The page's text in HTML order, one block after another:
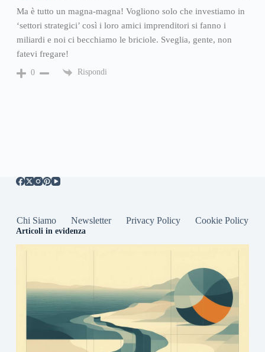
Ma è tutto un magna-magna! Vogliono solo che investiamo in
‘settori strategici’ così i loro amici imprenditori si fanno i
miliardi e noi ci becchiamo le briciole. Sveglia, gente, non
fatevi fregare!
0 Rispondi
Chi Siamo Newsletter Privacy Policy Cookie Policy
Articoli in evidenza